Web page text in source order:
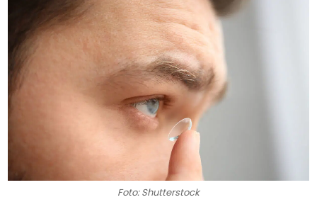
Foto: Shutterstock